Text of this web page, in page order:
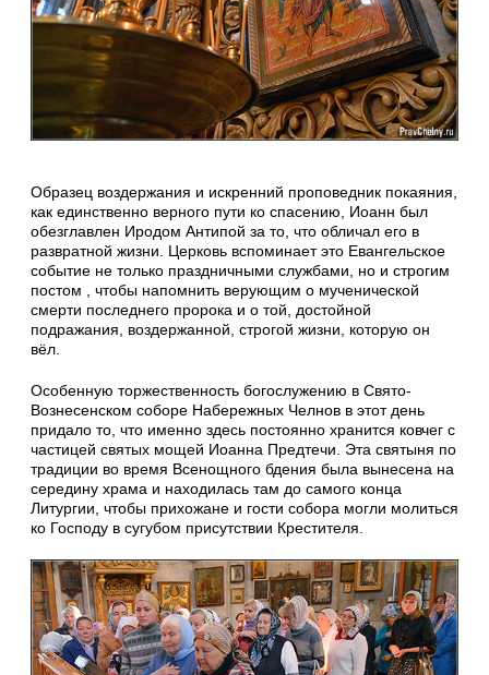
Образец воздержания и искренний проповедник покаяния,
как единственно верного пути ко спасению, Иоанн был
обезглавлен Иродом Антипой за то, что обличал его в
развратной жизни. Церковь вспоминает это Евангельское
событие не только праздничными службами, но и строгим
постом , чтобы напомнить верующим о мученической
смерти последнего пророка и о той, достойной
подражания, воздержанной, строгой жизни, которую он
вёл.
Особенную торжественность богослужению в Свято-
Вознесенском соборе Набережных Челнов в этот день
придало то, что именно здесь постоянно хранится ковчег с
частицей святых мощей Иоанна Предтечи. Эта святыня по
традиции во время Всенощного бдения была вынесена на
середину храма и находилась там до самого конца
Литургии, чтобы прихожане и гости собора могли молиться
ко Господу в сугубом присутствии Крестителя.